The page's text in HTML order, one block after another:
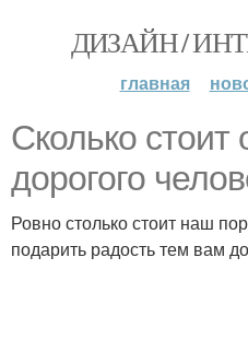
ДИЗАЙН /
главная
Сколько стоит
дорогого
Ровно столько стоит наш
подарить радость тем вам